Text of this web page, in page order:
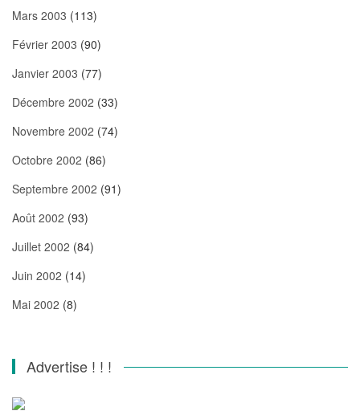
Mars 2003 (113)
Février 2003 (90)
Janvier 2003 (77)
Décembre 2002 (33)
Novembre 2002 (74)
Octobre 2002 (86)
Septembre 2002 (91)
Août 2002 (93)
Juillet 2002 (84)
Juin 2002 (14)
Mai 2002 (8)
Advertise ! ! !